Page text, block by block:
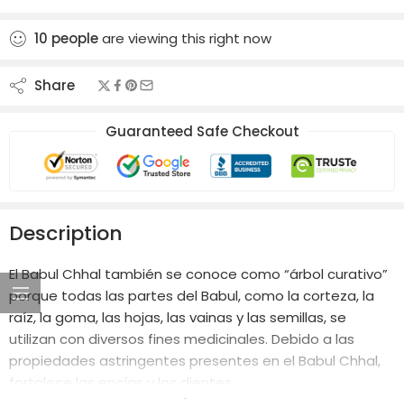
10 peopleare viewing this right now
Share
Guaranteed Safe Checkout
Description
El Babul Chhal también se conoce como “árbol curativo”
porque todas las partes del Babul, como la corteza, la
raíz, la goma, las hojas, las vainas y las semillas, se
utilizan con diversos fines medicinales. Debido a las
propiedades astringentes presentes en el Babul Chhal,
fortalece las encías y los dientes.